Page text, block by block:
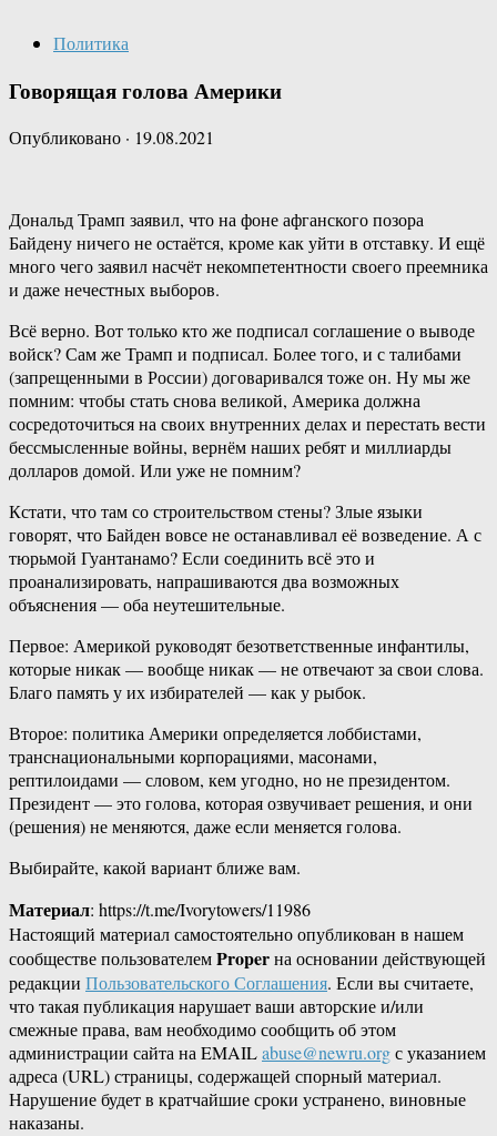
Политика
Говорящая голова Америки
Опубликовано · 19.08.2021
Дональд Трамп заявил, что на фоне афганского позора
Байдену ничего не остаётся, кроме как уйти в отставку. И ещё
много чего заявил насчёт некомпетентности своего преемника
и даже нечестных выборов.
Всё верно. Вот только кто же подписал соглашение о выводе
войск? Сам же Трамп и подписал. Более того, и с талибами
(запрещенными в России) договаривался тоже он. Ну мы же
помним: чтобы стать снова великой, Америка должна
сосредоточиться на своих внутренних делах и перестать вести
бессмысленные войны, вернём наших ребят и миллиарды
долларов домой. Или уже не помним?
Кстати, что там со строительством стены? Злые языки
говорят, что Байден вовсе не останавливал её возведение. А с
тюрьмой Гуантанамо? Если соединить всё это и
проанализировать, напрашиваются два возможных
объяснения — оба неутешительные.
Первое: Америкой руководят безответственные инфантилы,
которые никак — вообще никак — не отвечают за свои слова.
Благо память у их избирателей — как у рыбок.
Второе: политика Америки определяется лоббистами,
транснациональными корпорациями, масонами,
рептилоидами — словом, кем угодно, но не президентом.
Президент — это голова, которая озвучивает решения, и они
(решения) не меняются, даже если меняется голова.
Выбирайте, какой вариант ближе вам.
Материал: https://t.me/Ivorytowers/11986
Настоящий материал самостоятельно опубликован в нашем
сообществе пользователемProperна основании действующей
редакции Пользовательского Соглашения. Если вы считаете,
что такая публикация нарушает ваши авторские и/или
смежные права, вам необходимо сообщить об этом
администрации сайта на EMAILabuse@newru.orgс указанием
адреса (URL) страницы, содержащей спорный материал.
Нарушение будет в кратчайшие сроки устранено, виновные
наказаны.